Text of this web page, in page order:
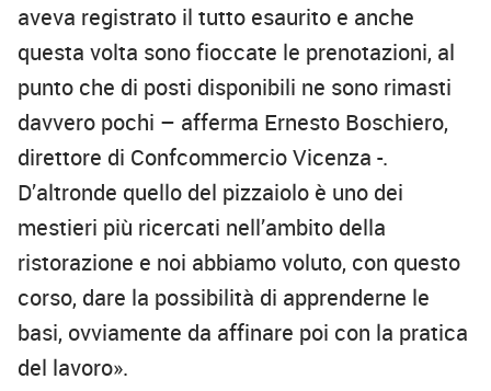
aveva registrato il tutto esaurito e anche
questa volta sono fioccate le prenotazioni, al
punto che di posti disponibili ne sono rimasti
davvero pochi – afferma Ernesto Boschiero,
direttore di Confcommercio Vicenza -.
D’altronde quello del pizzaiolo è uno dei
mestieri più ricercati nell’ambito della
ristorazione e noi abbiamo voluto, con questo
corso, dare la possibilità di apprenderne le
basi, ovviamente da affinare poi con la pratica
del lavoro».